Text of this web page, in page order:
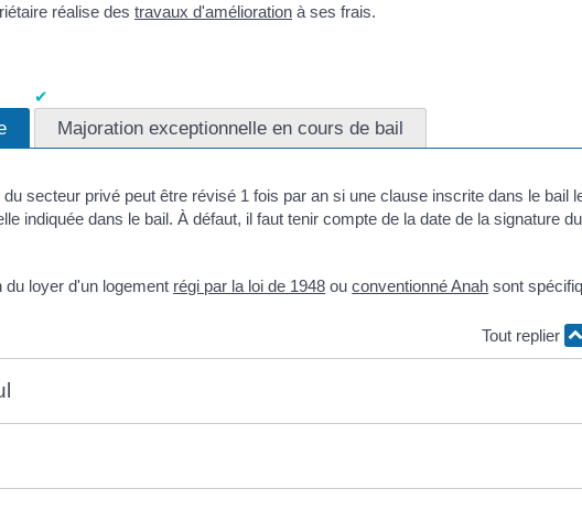
réalise des travaux d'amélioration à ses frais.
Majoration exceptionnelle en cours de bail
secteur privé peut être révisé 1 fois par an si une clause inscrite dans le bail
indiquée dans le bail. À défaut, il faut tenir compte de la date de la signature
du loyer d'un logement régi par la loi de 1948 ouconventionné Anah sont
Tout replier